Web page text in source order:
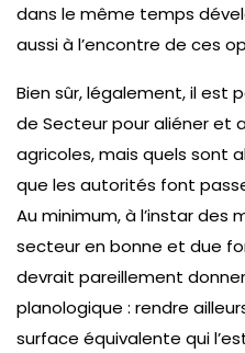
dans le même temps
aussi à l’encontre de ces
Bien sûr, légalement, il est
de Secteur pour aliéner et
agricoles, mais quels sont
que les autorités font
Au minimum, à l’instar des
secteur en bonne et due
devrait pareillement
planologique : rendre
surface équivalente qui